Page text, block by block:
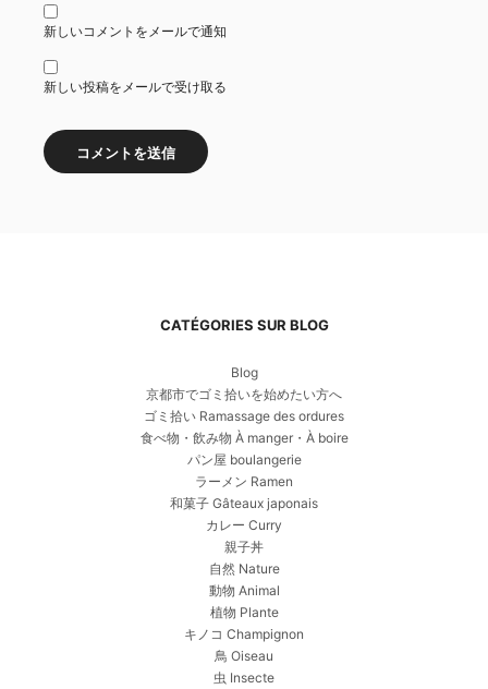
新しいコメントをメールで通知
新しい投稿をメールで受け取る
CATÉGORIES SUR BLOG
Blog
京都市でゴミ拾いを始めたい方へ
ゴミ拾い Ramassage des ordures
食べ物・飲み物 À manger・À boire
パン屋 boulangerie
ラーメン Ramen
和菓子 Gâteaux japonais
カレー Curry
親子丼
自然 Nature
動物 Animal
植物 Plante
キノコ Champignon
鳥 Oiseau
虫 Insecte